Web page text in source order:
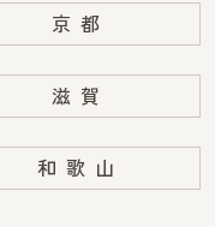
京都
滋賀
和歌山